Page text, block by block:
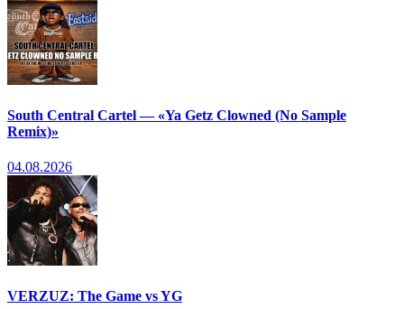
South Central Cartel — «Ya Getz Clowned (No Sample
Remix)»
04.08.2026
VERZUZ: The Game vs YG